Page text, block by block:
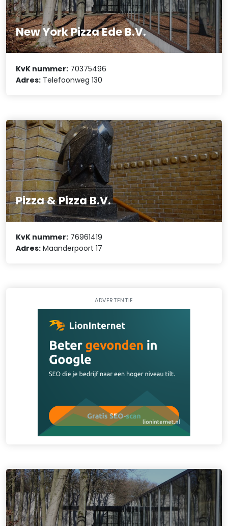
New York Pizza Ede B.V.
KvK nummer: 70375496
Adres: Telefoonweg 130
Pizza & Pizza B.V.
KvK nummer: 76961419
Adres: Maanderpoort 17
ADVERTENTIE